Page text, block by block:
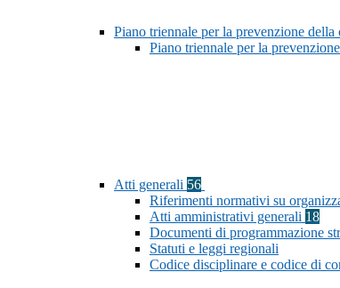
Piano triennale per la prevenzione della
Piano triennale per la
Atti generali 56
Riferimenti normativi su
Atti amministrativi generali 18
Documenti di programmazione
Statuti e leggi regionali
Codice disciplinare e codice di